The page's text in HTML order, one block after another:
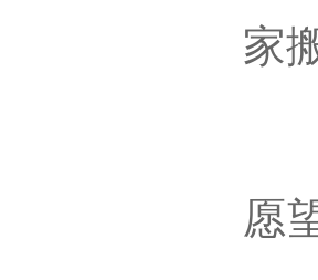
家
愿